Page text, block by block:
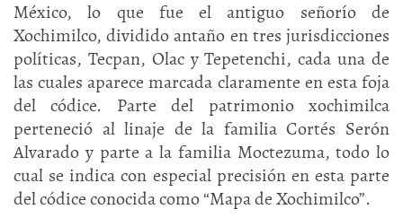
México, lo que fue el antiguo señorío de
Xochimilco, dividido antaño en tres jurisdicciones
políticas, Tecpan, Olac y Tepetenchi, cada una de
las cuales aparece marcada claramente en esta foja
del códice. Parte del patrimonio xochimilca
perteneció al linaje de la familia Cortés Serón
Alvarado y parte a la familia Moctezuma, todo lo
cual se indica con especial precisión en esta parte
del códice conocida como “Mapa de Xochimilco”.